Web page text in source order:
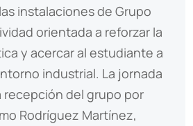
instalaciones de Grupo
orientada a reforzar la
y acercar al estudiante a
industrial. La jornada
recepción del grupo por
Rodríguez Martínez,